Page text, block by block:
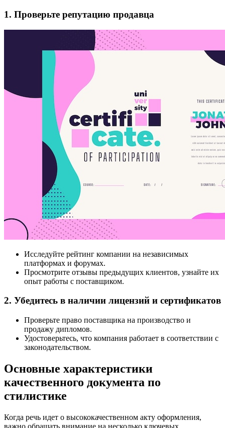
1. Проверьте репутацию продавца
Исследуйте рейтинг компании на независимых
платформах и форумах.
Просмотрите отзывы предыдущих клиентов, узнайте их
опыт работы с поставщиком.
2. Убедитесь в наличии лицензий и сертификатов
Проверьте право поставщика на производство и
продажу дипломов.
Удостоверьтесь, что компания работает в соответствии с
законодательством.
Основные характеристики
качественного документа по
стилистике
Когда речь идет о высококачественном акту оформления,
важно обращать внимание на несколько ключевых